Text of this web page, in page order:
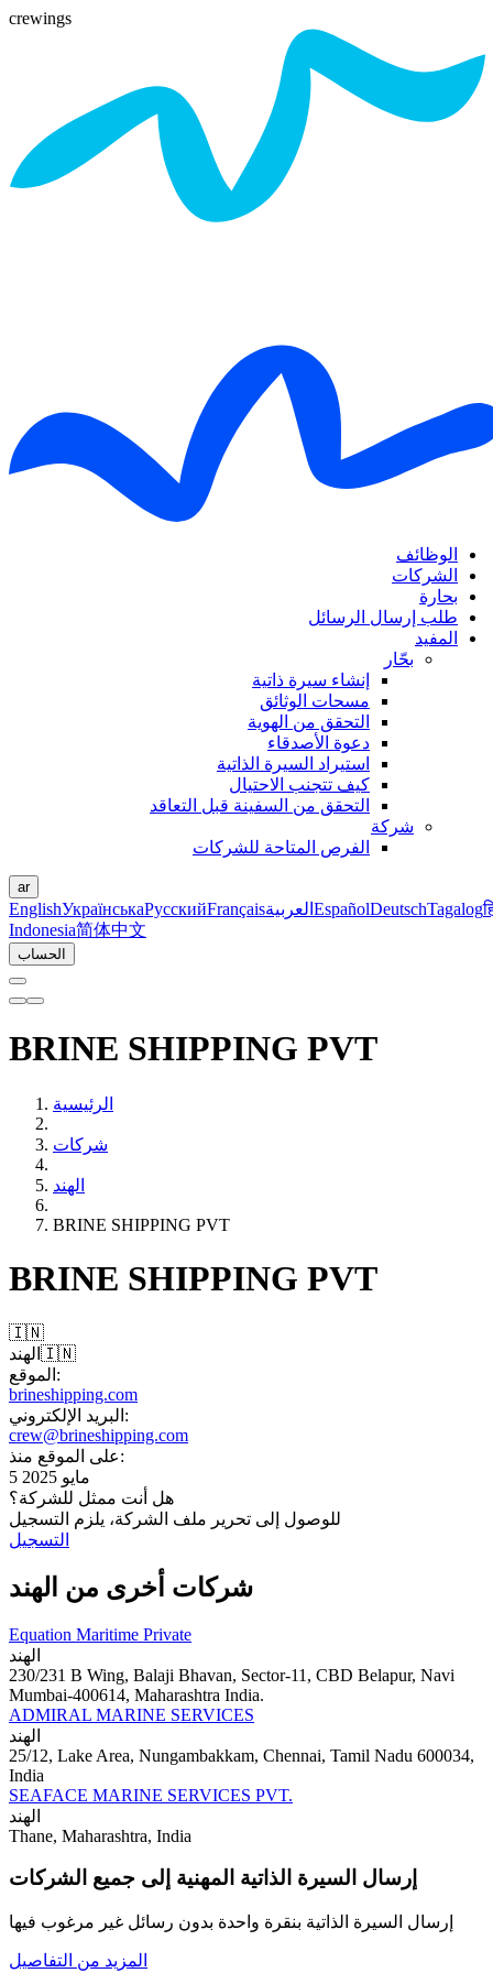
crewings
الوظائف
الشركات
بحارة
طلب إرسال الرسائل
المفيد
بحّار
إنشاء سيرة ذاتية
مسحات الوثائق
التحقق من الهوية
دعوة الأصدقاء
استيراد السيرة الذاتية
كيف تتجنب الاحتيال
التحقق من السفينة قبل التعاقد
شركة
الفرص المتاحة للشركات
ar
EnglishУкраїнськаРусскийFrançaisالعربية EspañolDeutschTagalog
Indonesia简体中文
الحساب
BRINE SHIPPING PVT
الرئيسية
شركات
الهند
BRINE SHIPPING PVT
BRINE SHIPPING PVT
🇮🇳
الهند 🇮🇳
الموقع:
brineshipping.com
البريد الإلكتروني:
crew@brineshipping.com
على الموقع منذ:
5 مايو 2025
هل أنت ممثل للشركة؟
للوصول إلى تحرير ملف الشركة، يلزم التسجيل
التسجيل
شركات أخرى من الهند
Equation Maritime Private
الهند
230/231 B Wing, Balaji Bhavan, Sector-11, CBD Belapur, Navi
Mumbai-400614, Maharashtra India.
ADMIRAL MARINE SERVICES
الهند
25/12, Lake Area, Nungambakkam, Chennai, Tamil Nadu 600034,
India
SEAFACE MARINE SERVICES PVT.
الهند
Thane, Maharashtra, India
إرسال السيرة الذاتية المهنية إلى جميع الشركات
إرسال السيرة الذاتية بنقرة واحدة بدون رسائل غير مرغوب فيها
المزيد من التفاصيل